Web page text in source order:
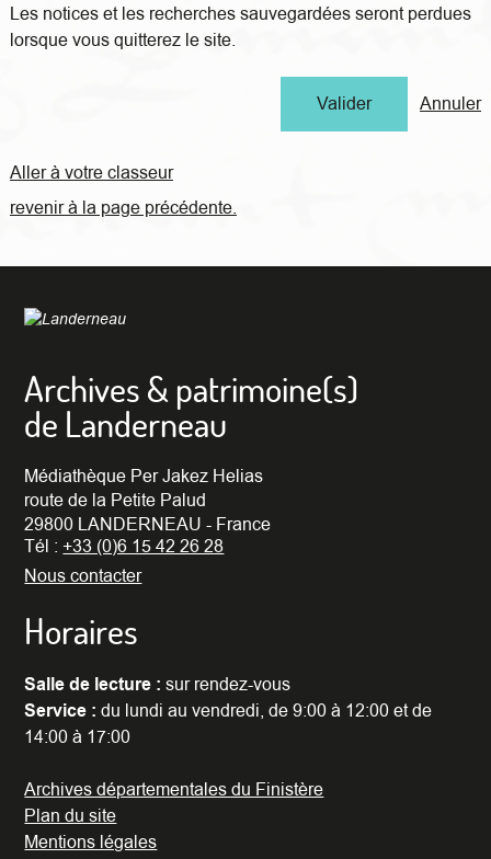
Les notices et les recherches sauvegardées seront perdues
lorsque vous quitterez le site.
Annuler
Aller à votre classeur
revenir à la page précédente.
Archives & patrimoine(s)
de Landerneau
Médiathèque Per Jakez Helias
route de la Petite Palud
29800 LANDERNEAU - France
Tél :+33 (0)6 15 42 26 28
Nous contacter
Horaires
Salle de lecture : sur rendez-vous
Service : du lundi au vendredi, de 9:00 à 12:00 et de
14:00 à 17:00
Archives départementales du Finistère
Plan du site
Mentions légales